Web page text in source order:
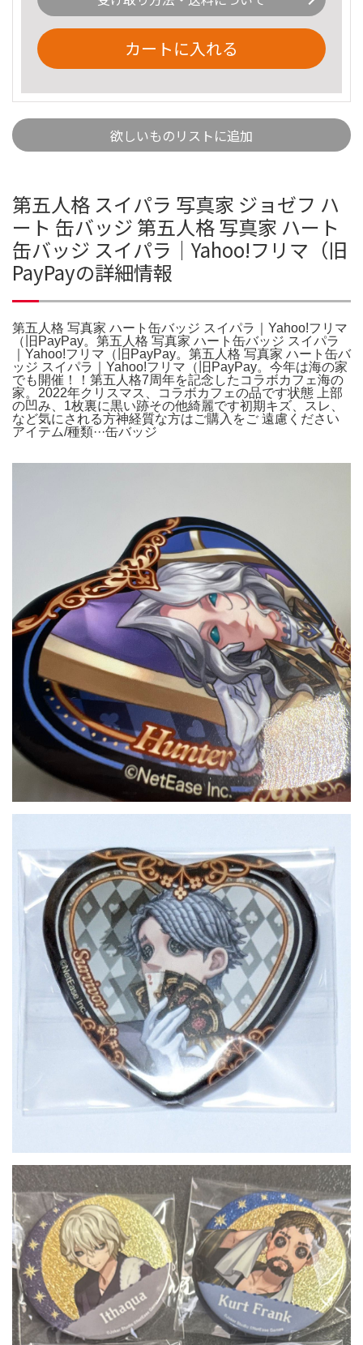
カートに入れる
欲しいものリストに追加
第五人格 スイパラ 写真家 ジョゼフ ハ
ート 缶バッジ 第五人格 写真家 ハート
缶バッジ スイパラ｜Yahoo!フリマ（旧
PayPayの詳細情報
第五人格 写真家 ハート缶バッジ スイパラ｜Yahoo!フリマ
（旧PayPay。第五人格 写真家 ハート缶バッジ スイパラ
｜Yahoo!フリマ（旧PayPay。第五人格 写真家 ハート缶バ
ッジ スイパラ｜Yahoo!フリマ（旧PayPay。今年は海の家
でも開催！！第五人格7周年を記念したコラボカフェ海の
家。2022年クリスマス、コラボカフェの品です状態 上部
の凹み、1枚裏に黒い跡その他綺麗です初期キズ、スレ、
など気にされる方神経質な方はご購入をご 遠慮ください
アイテム/種類···缶バッジ